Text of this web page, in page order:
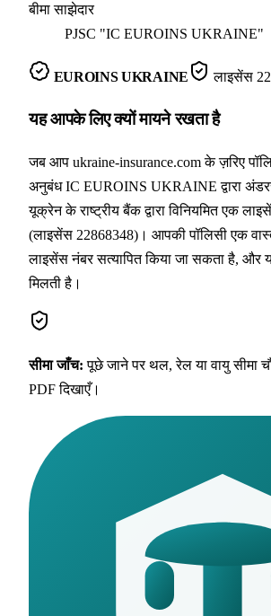
बीमा साझेदार
PJSC "IC EUROINS UKRAINE"
EUROINS UKRAINE लाइसेंस
यह आपके लिए क्यों मायने रखता है
जब आप ukraine-insurance.com के ज़रिए
अनुबंध IC EUROINS UKRAINE द्वारा
यूक्रेन के राष्ट्रीय बैंक द्वारा विनियमित एक
(लाइसेंस 22868348)। आपकी पॉलिसी एक
लाइसेंस नंबर सत्यापित किया जा सकता है,
मिलती है।
सीमा जाँच: पूछे जाने पर थल, रेल या वायु सीमा
PDF दिखाएँ।